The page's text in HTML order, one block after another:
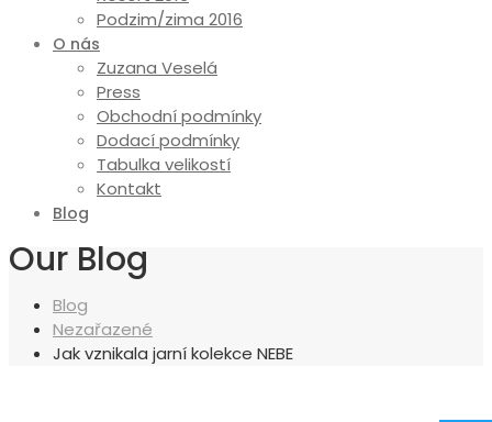
Podzim/zima 2016
O nás
Zuzana Veselá
Press
Obchodní podmínky
Dodací podmínky
Tabulka velikostí
Kontakt
Blog
Our Blog
Blog
Nezařazené
Jak vznikala jarní kolekce NEBE